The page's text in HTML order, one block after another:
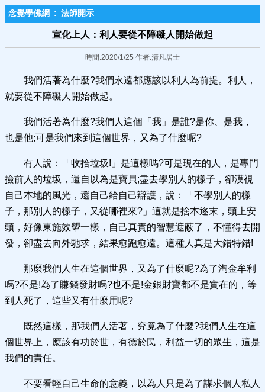
念覺學佛網 : 法師開示
宣化上人：利人要從不障礙人開始做起
時間:2020/1/25 作者:清凡居士
我們活著為什麼?我們永遠都應該以利人為前提。利人，
就要從不障礙人開始做起。
我們活著為什麼?我們人這個「我」是誰?是你、是我，
也是他;可是我們來到這個世界，又為了什麼呢?
有人說：「收拾垃圾!」是這樣嗎?可是現在的人，是專門
撿前人的垃圾，還自以為是寶貝;盡去學別人的樣子，卻漠視
自己本地的風光，還自己給自己辯護，說：「不學別人的樣
子，那別人的樣子，又從哪裡來?」這就是捨本逐末，頭上安
頭，好像東施效顰一樣，自己真實的智慧遮蔽了，不懂得去開
發，卻盡去向外馳求，結果愈跑愈遠。這種人真是大錯特錯!
那麼我們人生在這個世界，又為了什麼呢?為了淘金牟利
嗎?不是!為了賺錢發財嗎?也不是!金銀財寶都不是實在的，等
到人死了，這些又有什麼用呢?
既然這樣，那我們人活著，究竟為了什麼?我們人生在這
個世界上，應該有功於世，有德於民，利益一切的眾生，這是
我們的責任。
不要看輕自己生命的意義，以為人只是為了謀求個人私人